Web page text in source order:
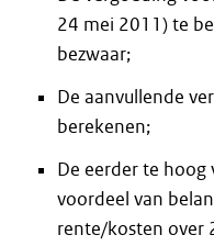
24 mei 2011) te
bezwaar;
De aanvullende
berekenen;
De eerder te hoog
voordeel van
rente/kosten over